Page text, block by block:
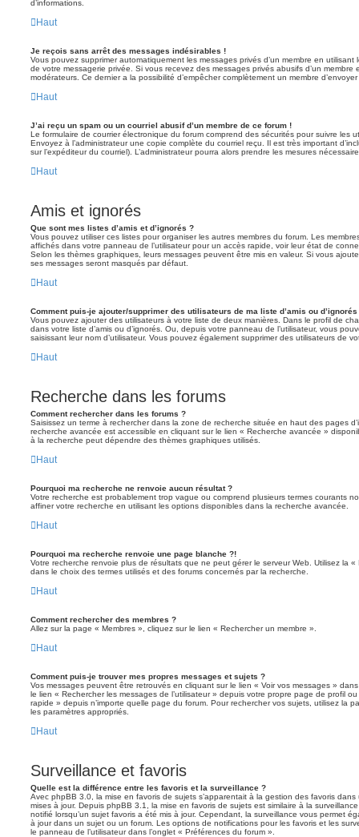
d’informations.
Haut
Je reçois sans arrêt des messages indésirables !
Vous pouvez supprimer automatiquement les messages privés d’un membre en
de votre messagerie privée. Si vous recevez des messages privés abusifs d’un membre
modérateurs. Ce dernier a la possibilité d’empêcher complètement un membre
Haut
J’ai reçu un spam ou un courriel abusif d’un membre de ce forum !
Le formulaire de courrier électronique du forum comprend des sécurités pour suivre les
Envoyez à l’administrateur une copie complète du courriel reçu. Il est très important
sur l’expéditeur du courriel). L’administrateur pourra alors prendre les mesures
Haut
Amis et ignorés
Que sont mes listes d’amis et d’ignorés ?
Vous pouvez utiliser ces listes pour organiser les autres membres du forum. Les
affichés dans votre panneau de l’utilisateur pour un accès rapide, voir leur état de
Selon les thèmes graphiques, leurs messages peuvent être mis en valeur. Si vous
ses messages seront masqués par défaut.
Haut
Comment puis-je ajouter/supprimer des utilisateurs de ma liste d’amis ou d’ignorés
Vous pouvez ajouter des utilisateurs à votre liste de deux manières. Dans le profil de
dans votre liste d’amis ou d’ignorés. Ou, depuis votre panneau de l’utilisateur, vous
saisissant leur nom d’utilisateur. Vous pouvez également supprimer des utilisateurs de
Haut
Recherche dans les forums
Comment rechercher dans les forums ?
Saisissez un terme à rechercher dans la zone de recherche située en haut des pages
recherche avancée est accessible en cliquant sur le lien « Recherche avancée »
à la recherche peut dépendre des thèmes graphiques utilisés.
Haut
Pourquoi ma recherche ne renvoie aucun résultat ?
Votre recherche est probablement trop vague ou comprend plusieurs termes courants
affiner votre recherche en utilisant les options disponibles dans la recherche avancée.
Haut
Pourquoi ma recherche renvoie une page blanche ?!
Votre recherche renvoie plus de résultats que ne peut gérer le serveur Web. Utilisez la
dans le choix des termes utilisés et des forums concernés par la recherche.
Haut
Comment rechercher des membres ?
Allez sur la page « Membres », cliquez sur le lien « Rechercher un membre ».
Haut
Comment puis-je trouver mes propres messages et sujets ?
Vos messages peuvent être retrouvés en cliquant sur le lien « Voir vos messages »
le lien « Rechercher les messages de l’utilisateur » depuis votre propre page de profil
rapide » depuis n’importe quelle page du forum. Pour rechercher vos sujets, utilisez la
les paramètres appropriés.
Haut
Surveillance et favoris
Quelle est la différence entre les favoris et la surveillance ?
Avec phpBB 3.0, la mise en favoris de sujets s’apparentait à la gestion des favoris
mises à jour. Depuis phpBB 3.1, la mise en favoris de sujets est similaire à la
notifié lorsqu’un sujet favoris a été mis à jour. Cependant, la surveillance vous permet
à jour dans un sujet ou un forum. Les options de notifications pour les favoris et les
le panneau de l’utilisateur dans l’onglet « Préférences du forum ».